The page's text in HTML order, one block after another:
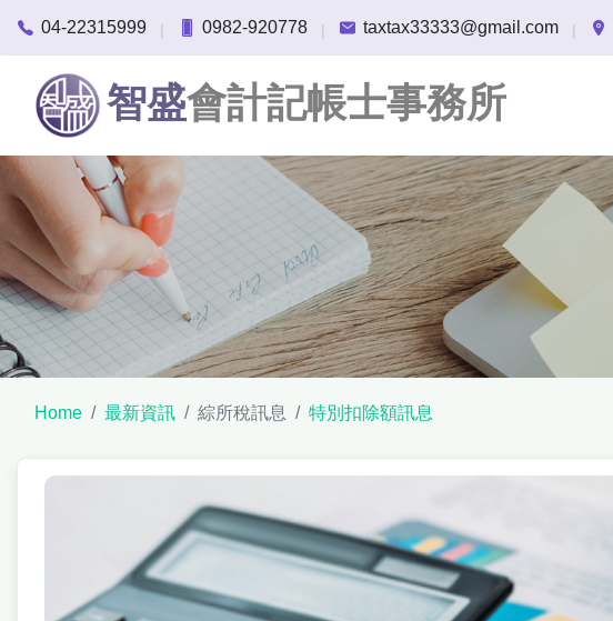
04-22315999 | 0982-920778 | taxtax33333@gmail.com |
智盛會計記帳士事務所
Home 最新資訊 綜所稅訊息 特別扣除額訊息